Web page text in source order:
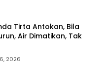
Tirta Antokan, Bila
Air Dimatikan, Tak
2026